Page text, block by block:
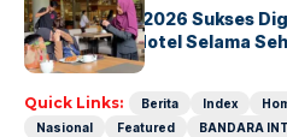
GM For A Day 2026 Sukses
Operasional Hotel Selama
Quick Links: Berita Index
Nasional
Featured
BANDARA